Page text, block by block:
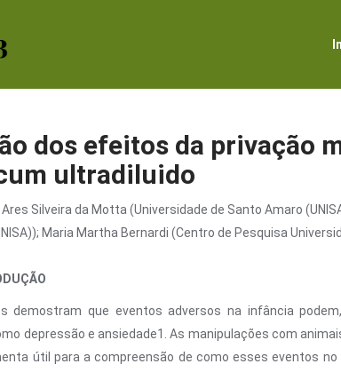
dos efeitos da privação
ultradiluido
Ares Silveira da Motta (Universidade de Santo Amaro
Maria Martha Bernardi (Centro de Pesquisa
demostram que eventos adversos na infância
depressão e ansiedade1. As manipulações com
útil para a compreensão de como esses eventos